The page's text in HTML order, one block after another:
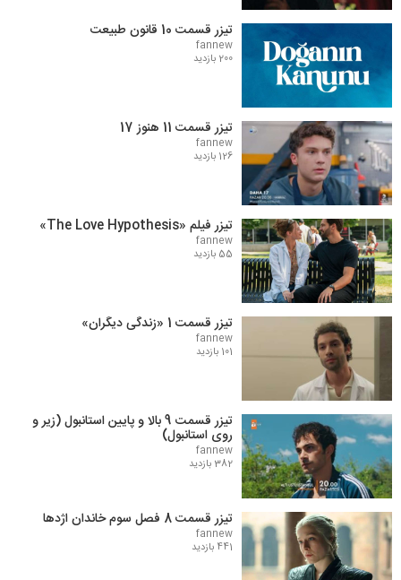
تیزر قسمت 10 قانون طبیعت
fannew
200 بازدید
تیزر قسمت 11 هنوز 17
fannew
126 بازدید
تیزر فیلم «The Love Hypothesis»
fannew
55 بازدید
تیزر قسمت 1 «زندگی دیگران»
fannew
101 بازدید
تیزر قسمت 9 بالا و پایین استانبول (زیر و
روی استانبول)
fannew
382 بازدید
تیزر قسمت 8 فصل سوم خاندان اژدها
fannew
441 بازدید